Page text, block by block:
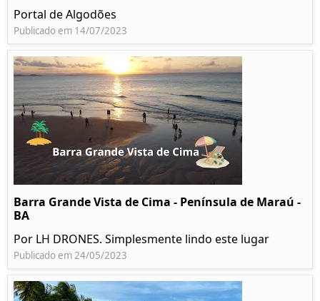
Portal de Algodões
Publicado em 14/07/2023
Barra Grande Vista de Cima - Península de Maraú -
BA
Por LH DRONES. Simplesmente lindo este lugar
Publicado em 24/05/2023